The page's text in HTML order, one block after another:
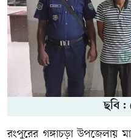
ছবি :
রংপুরের গঙ্গাচড়া উপজেলায়